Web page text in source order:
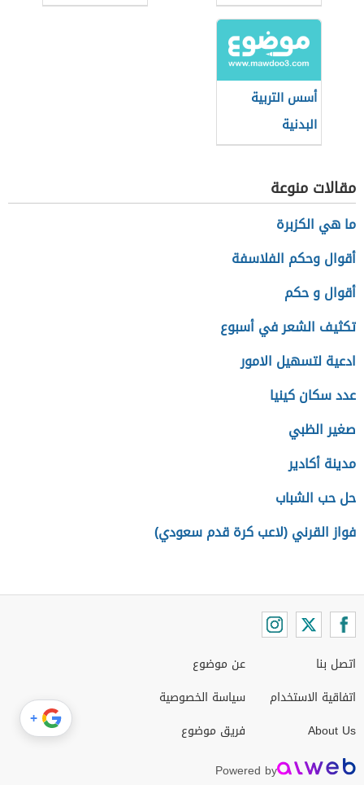
القطرية
التربية الرياضية
أسس التربية
البدنية
مقالات منوعة
ما هي الكزبرة
أقوال وحكم الفلاسفة
أقوال و حكم
تكثيف الشعر في أسبوع
ادعية لتسهيل الامور
عدد سكان كينيا
صغير الظبي
مدينة أكادير
حل حب الشباب
فواز القرني (لاعب كرة قدم سعودي)
اتصل بنا
اتفاقية الاستخدام
About Us
عن موضوع
سياسة الخصوصية
فريق موضوع
Powered by
+